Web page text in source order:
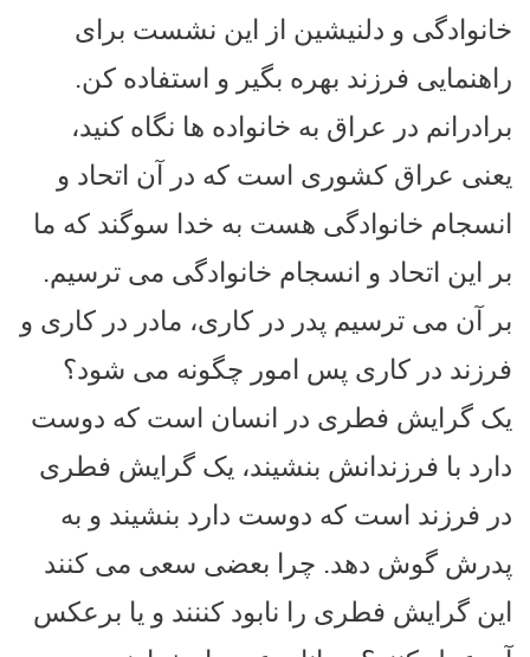
خانوادگی و دلنیشین از این نشست برای
راهنمایی فرزند بهره بگیر و استفاده کن.
برادرانم در عراق به خانواده ها نگاه کنید،
یعنی عراق کشوری است که در آن اتحاد و
انسجام خانوادگی هست به خدا سوگند که ما
بر این اتحاد و انسجام خانوادگی می ترسیم.
بر آن می ترسیم پدر در کاری، مادر در کاری و
فرزند در کاری پس امور چگونه می شود؟
یک گرایش فطری در انسان است که دوست
دارد با فرزندانش بنشیند، یک گرایش فطری
در فرزند است که دوست دارد بنشیند و به
پدرش گوش دهد. چرا بعضی سعی می کنند
این گرایش فطری را نابود کننند و یا برعکس